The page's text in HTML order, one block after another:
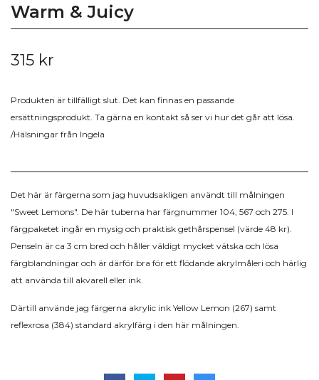
Warm & Juicy
315 kr
Produkten är tillfälligt slut. Det kan finnas en passande
ersättningsprodukt. Ta gärna en kontakt så ser vi hur det går att lösa.
/Hälsningar från Ingela
Det här är färgerna som jag huvudsakligen användt till målningen
"Sweet Lemons". De här tuberna har färgnummer 104, 567 och 275. I
färgpaketet ingår en mysig och praktisk gethårspensel (värde 48 kr).
Penseln är ca 3 cm bred och håller väldigt mycket vätska och lösa
färgblandningar och är därför bra för ett flödande akrylmåleri och härlig
att använda till akvarell eller ink.
Därtill använde jag färgerna akrylic ink Yellow Lemon (267) samt
reflexrosa (384) standard akrylfärg i den här målningen.